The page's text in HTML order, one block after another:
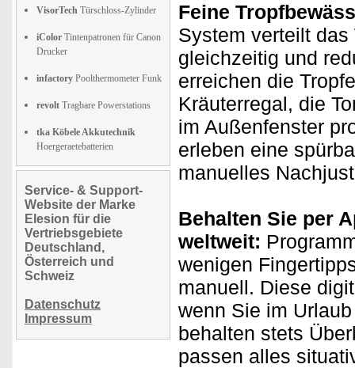
VisorTech Türschloss-Zylinder
iColor Tintenpatronen für Canon
Drucker
infactory Poolthermometer Funk
revolt Tragbare Powerstations
tka Köbele Akkutechnik
Hoergeraetebatterien
Service- & Support-
Website der Marke
Elesion für die
Vertriebsgebiete
Deutschland,
Österreich und
Schweiz
Datenschutz
Impressum
Feine
System verteilt
gleichzeitig und
erreichen die
Kräuterregal, die
im Außenfenster
erleben eine
manuelles
Behalten Sie per
weltweit:
wenigen
manuell. Diese
wenn Sie im
behalten stets
passen alles